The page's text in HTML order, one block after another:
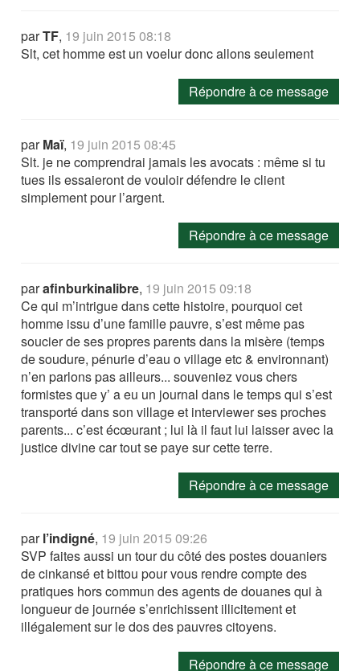
parTF, 19 juin 2015 08:18
Slt, cet homme est un voelur donc allons seulement
Répondre à ce message
parMaï, 19 juin 2015 08:45
Slt. je ne comprendrai jamais les avocats : même si tu
tues ils essaieront de vouloir défendre le client
simplement pour l’argent.
Répondre à ce message
parafinburkinalibre, 19 juin 2015 09:18
Ce qui m’intrigue dans cette histoire, pourquoi cet
homme issu d’une famille pauvre, s’est même pas
soucier de ses propres parents dans la misère (temps
de soudure, pénurie d’eau o village etc & environnant)
n’en parlons pas ailleurs... souveniez vous chers
formistes que y’ a eu un journal dans le temps qui s’est
transporté dans son village et interviewer ses proches
parents... c’est écœurant ; lui là il faut lui laisser avec la
justice divine car tout se paye sur cette terre.
Répondre à ce message
parl’indigné, 19 juin 2015 09:26
SVP faites aussi un tour du côté des postes douaniers
de cinkansé et bittou pour vous rendre compte des
pratiques hors commun des agents de douanes qui à
longueur de journée s’enrichissent illicitement et
illégalement sur le dos des pauvres citoyens.
Répondre à ce message